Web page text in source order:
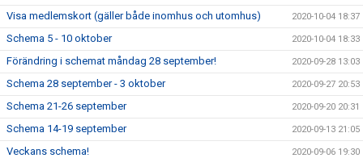
Visa medlemskort (gäller både inomhus och utomhus) 2020-10-04 18:37
Schema 5 - 10 oktober 2020-10-04 18:33
Förändring i schemat måndag 28 september! 2020-09-28 13:03
Schema 28 september - 3 oktober 2020-09-27 20:53
Schema 21-26 september 2020-09-20 20:31
Schema 14-19 september 2020-09-13 21:05
Veckans schema! 2020-09-06 19:30